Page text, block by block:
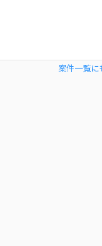
案件一覧に